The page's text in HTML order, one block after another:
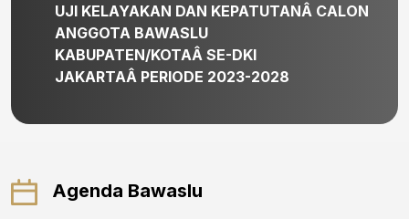
UJI KELAYAKAN DAN KEPATUTANÂ CALON
ANGGOTA BAWASLU
KABUPATEN/KOTAÂ SE-DKI
JAKARTAÂ PERIODE 2023-2028
Agenda Bawaslu